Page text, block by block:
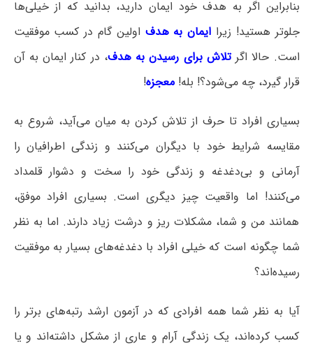
بنابراین اگر به هدف خود ایمان دارید، بدانید که از خیلی‌ها
جلوتر هستید! زیرا ایمان به هدف اولین گام در کسب موفقیت
است. حالا اگرتلاش برای رسیدن به هدف، در کنار ایمان به آن
قرار گیرد، چه می‌شود؟! بله!معجزه!
بسیاری افراد تا حرف از تلاش کردن به میان می‌آید، شروع به
مقایسه شرایط خود با دیگران می‌کنند و زندگی اطرافیان را
آرمانی و بی‌دغدغه و زندگی خود را سخت و دشوار قلمداد
می‌کنند! اما واقعیت چیز دیگری است. بسیاری افراد موفق،
همانند من و شما، مشکلات ریز و درشت زیاد دارند. اما به نظر
شما چگونه است که خیلی افراد با دغدغه‌های بسیار به موفقیت
رسیده‌اند؟
آیا به نظر شما همه افرادی که در آزمون ارشد رتبه‌های برتر را
کسب کرده‌اند، یک زندگی آرام و عاری از مشکل داشته‌اند و یا